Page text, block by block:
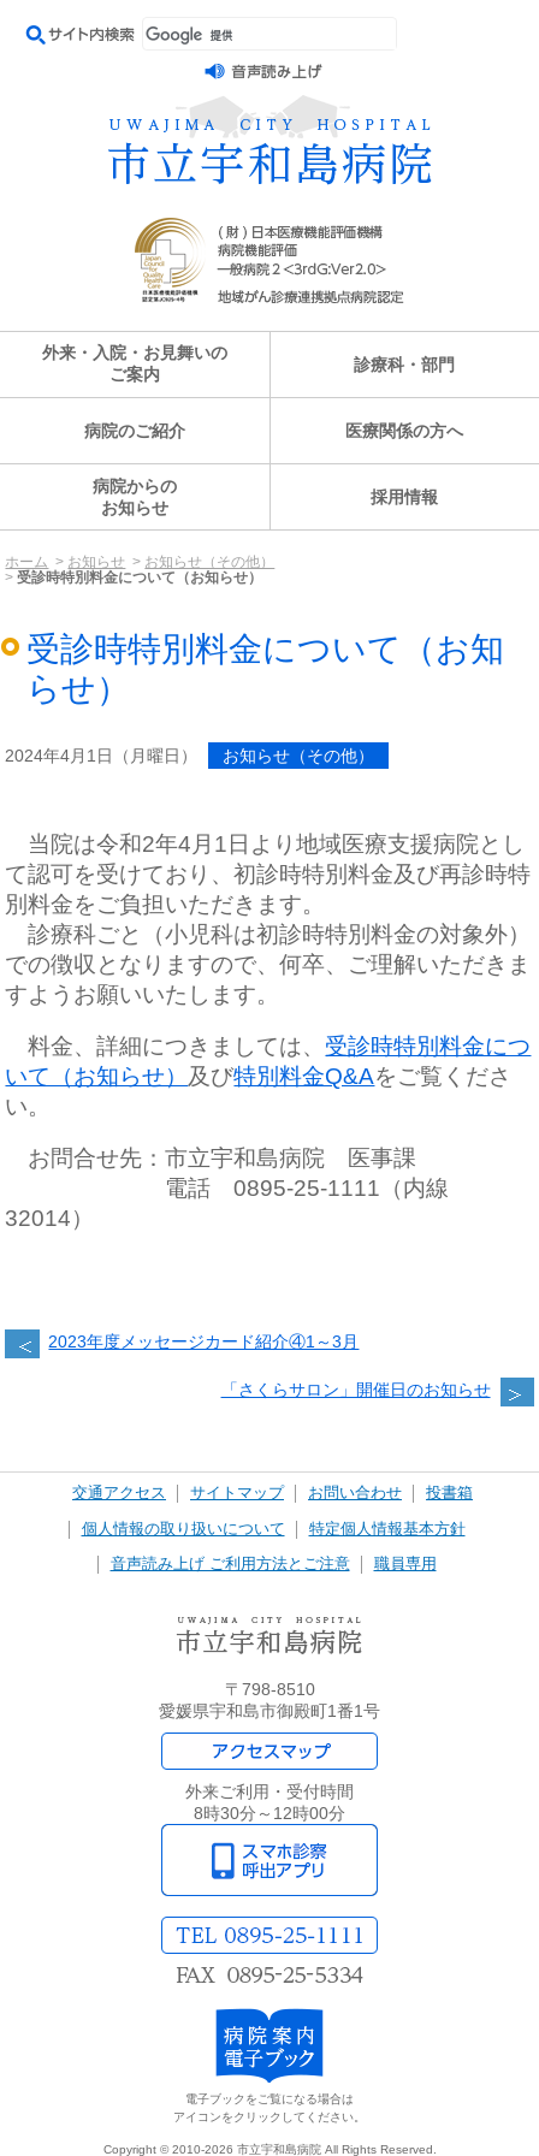
外来・入院・お見舞いの
ご案内
診療科・部門
病院のご紹介 医療関係の方へ
病院からの
お知らせ
採用情報
ホーム お知らせ
お知らせ（その他）
受診時特別料金について（お知らせ）
受診時特別料金について（お知
らせ）
2024年4月1日（月曜日） お知らせ（その他）
当院は令和2年4月1日より地域医療支援病院とし
て認可を受けており、初診時特別料金及び再診時特
別料金をご負担いただきます。
診療科ごと（小児科は初診時特別料金の対象外）
での徴収となりますので、何卒、ご理解いただきま
すようお願いいたします。
料金、詳細につきましては、 受診時特別料金につ
いて（お知らせ） 及び特別料金Q&Aをご覧くださ
い。
お問合せ先：市立宇和島病院 医事課
電話 0895-25-1111（内線
32014）
2023年度メッセージカード紹介④1～3月
「さくらサロン」開催日のお知らせ
交通アクセス サイトマップ お問い合わせ 投書箱
個人情報の取り扱いについて 特定個人情報基本方針
音声読み上げ ご利用方法とご注意 職員専用
〒798-8510
愛媛県宇和島市御殿町1番1号
外来ご利用・受付時間
8時30分～12時00分
電子ブックをご覧になる場合は
アイコンをクリックしてください。
Copyright © 2010-2026 市立宇和島病院 All Rights Reserved.